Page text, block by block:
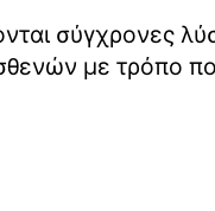
σύγχρονες
με τρόπο